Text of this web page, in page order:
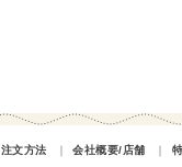
注文方法 ｜ 会社概要/店舗 ｜